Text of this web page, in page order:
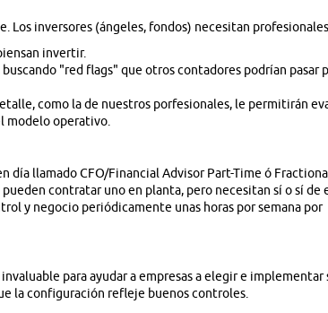
Los inversores (ángeles, fondos) necesitan
invertir.
"red flags" que otros contadores podrían pasar
como la de nuestros porfesionales, le permitirán
modelo operativo.
día llamado CFO/Financial Advisor Part-Time ó
contratar uno en planta, pero necesitan sí o sí de
y negocio periódicamente unas horas por semana por
para ayudar a empresas a elegir e
la configuración refleje buenos controles.